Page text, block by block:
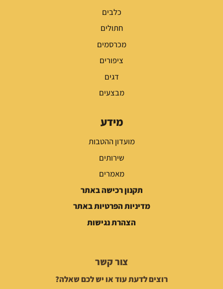
כלבים
חתולים
מכרסמים
ציפורים
דגים
מבצעים
מידע
מועדון ההטבות
שירותים
מאמרים
תקנון רכישה באתר
מדיניות הפרטיות באתר
הצהרת נגישות
צור קשר
רוצים לדעת עוד או יש לכם שאלה?